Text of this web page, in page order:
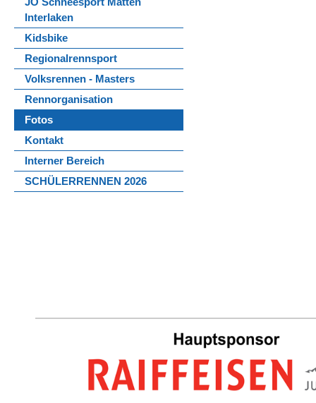
Interlaken
Kidsbike
Regionalrennsport
Volksrennen - Masters
Rennorganisation
Fotos
Kontakt
Interner Bereich
SCHÜLERRENNEN 2026